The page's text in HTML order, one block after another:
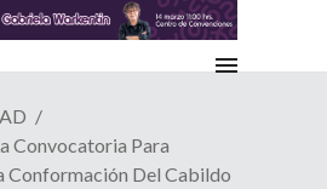
Convocatoria Para
Conformación Del Cabildo